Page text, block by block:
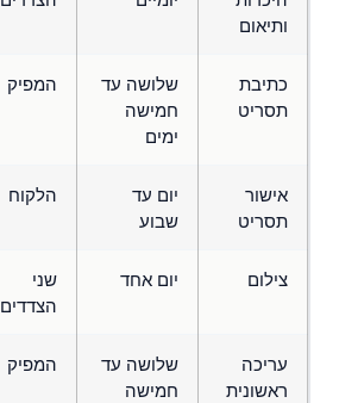
ותיאום
כתיבת
תסריט
שלושה עד
חמישה
ימים
המפיק
אישור
תסריט
יום עד
שבוע
הלקוח
צילום יום אחד
שני
הצדדים
עריכה
ראשונית
שלושה עד
חמישה
המפיק